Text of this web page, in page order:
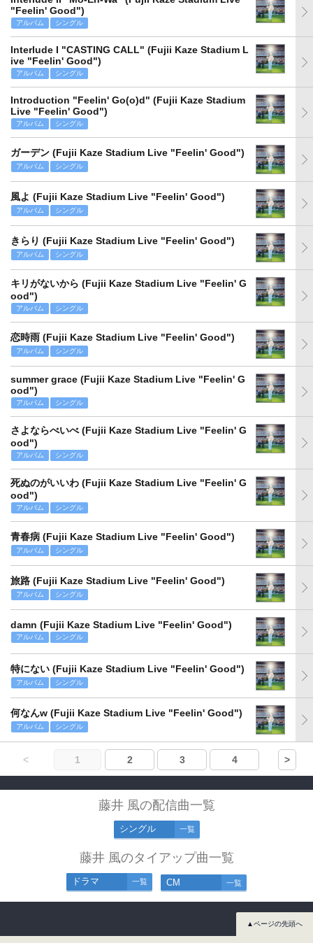
"Feelin' Good")
アルバム シングル
Interlude I "CASTING CALL" (Fujii Kaze Stadium L
ive "Feelin' Good")
アルバム シングル
Introduction "Feelin' Go(o)d" (Fujii Kaze Stadium
Live "Feelin' Good")
アルバム シングル
ガーデン (Fujii Kaze Stadium Live "Feelin' Good")
アルバム シングル
風よ (Fujii Kaze Stadium Live "Feelin' Good")
アルバム シングル
きらり (Fujii Kaze Stadium Live "Feelin' Good")
アルバム シングル
キリがないから (Fujii Kaze Stadium Live "Feelin' G
ood")
アルバム シングル
恋時雨 (Fujii Kaze Stadium Live "Feelin' Good")
アルバム シングル
summer grace (Fujii Kaze Stadium Live "Feelin' G
ood")
アルバム シングル
さよならべいべ (Fujii Kaze Stadium Live "Feelin' G
ood")
アルバム シングル
死ぬのがいいわ (Fujii Kaze Stadium Live "Feelin' G
ood")
アルバム シングル
青春病 (Fujii Kaze Stadium Live "Feelin' Good")
アルバム シングル
旅路 (Fujii Kaze Stadium Live "Feelin' Good")
アルバム シングル
damn (Fujii Kaze Stadium Live "Feelin' Good")
アルバム シングル
特にない (Fujii Kaze Stadium Live "Feelin' Good")
アルバム シングル
何なんw (Fujii Kaze Stadium Live "Feelin' Good")
アルバム シングル
< 1 2 3 4 >
藤井 風の配信曲一覧
シングル 一覧
藤井 風のタイアップ曲一覧
ドラマ 一覧 CM 一覧
▲ページの先頭へ